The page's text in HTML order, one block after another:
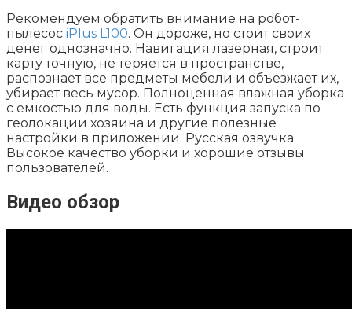
Рекомендуем обратить внимание на робот-
пылесос iPlus L100. Он дороже, но стоит своих
денег однозначно. Навигация лазерная, строит
карту точную, не теряется в пространстве,
распознает все предметы мебели и объезжает их,
убирает весь мусор. Полноценная влажная уборка
с емкостью для воды. Есть функция запуска по
геолокации хозяина и другие полезные
настройки в приложении. Русская озвучка.
Высокое качество уборки и хорошие отзывы
пользователей.
Видео обзор